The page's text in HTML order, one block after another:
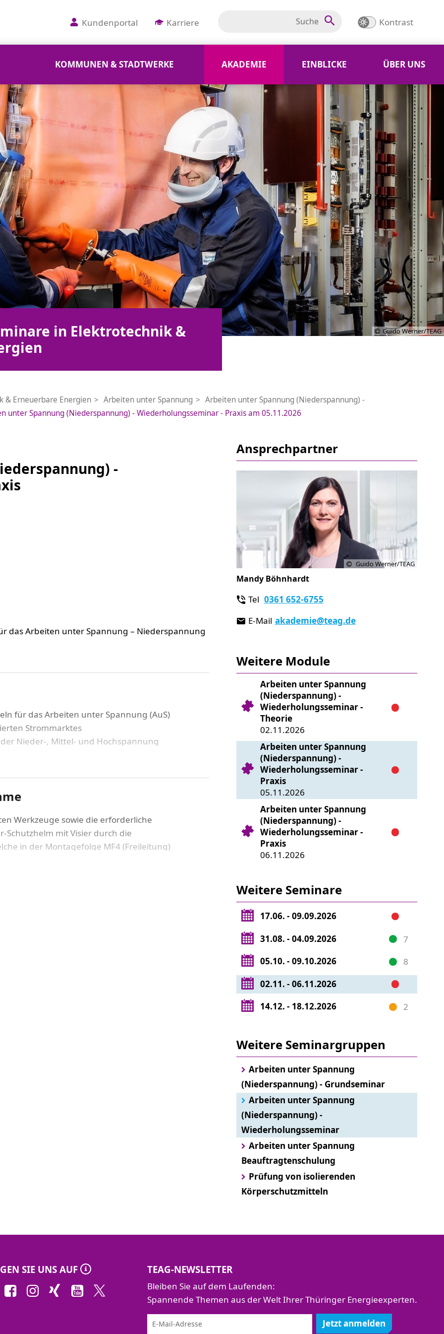
Kundenportal Karriere Kontrast
KOMMUNEN & STADTWERKE AKADEMIE EINBLICKE ÜBER UNS
Guido Werner/TEAG
in Elektrotechnik &
& Erneuerbare Energien Arbeiten unter Spannung
Arbeiten unter Spannung (Niederspannung) -
unter Spannung (Niederspannung) - Wiederholungsseminar - Praxis am 05.11.2026
-
das Arbeiten unter Spannung – Niederspannung
für das Arbeiten unter Spannung (AuS)
Strommarktes
Nieder-, Mittel- und Hochspannung
für die Durchführung von AuS
Montagefolgen
Werkzeuge sowie die erforderliche
Schutzhelm mit Visier durch die
in der Montagefolge MF4 (Freileitung)
(Gurt) mitbringen. Die mitgebrachten PSA
Ansprechpartner
Guido Werner/TEAG
Mandy Böhnhardt
Tel 0361 652-6755
E-Mail akademie@teag.de
Weitere Module
Arbeiten unter Spannung
(Niederspannung) -
Wiederholungsseminar -
Theorie
02.11.2026
Arbeiten unter Spannung
(Niederspannung) -
Wiederholungsseminar -
Praxis
05.11.2026
Arbeiten unter Spannung
(Niederspannung) -
Wiederholungsseminar -
Praxis
06.11.2026
Weitere Seminare
17.06. - 09.09.2026
31.08. - 04.09.2026
7
05.10. - 09.10.2026
8
02.11. - 06.11.2026
14.12. - 18.12.2026
2
Weitere Seminargruppen
Arbeiten unter Spannung
(Niederspannung) - Grundseminar
Arbeiten unter Spannung
(Niederspannung) -
Wiederholungsseminar
Arbeiten unter Spannung
Beauftragtenschulung
Prüfung von isolierenden
Körperschutzmitteln
SIE UNS AUF TEAG-NEWSLETTER
Bleiben Sie auf dem Laufenden:
Spannende Themen aus der Welt Ihrer Thüringer Energieexperten.
Jetzt anmelden